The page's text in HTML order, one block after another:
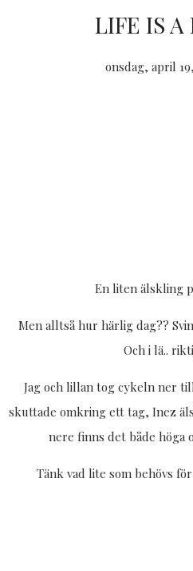
LIFE IS A
onsdag, april
En liten älskling
Men alltså hur härlig dag??
Och i lä..
Jag och lillan tog cykeln ner
skuttade omkring ett tag, Inez
nere finns det både höga
Tänk vad lite som behövs